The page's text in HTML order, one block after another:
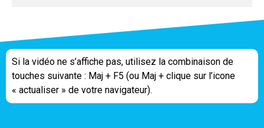
Si la vidéo ne s’affiche pas, utilisez la combinaison de
touches suivante : Maj + F5 (ou Maj + clique sur l’icone
« actualiser » de votre navigateur).